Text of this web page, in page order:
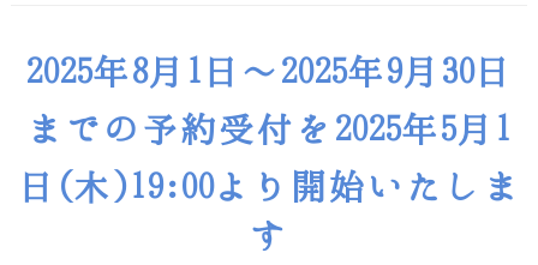
2025年8月1日〜2025年9月30日
までの予約受付を2025年5月1
日(木)19:00より開始いたしま
す